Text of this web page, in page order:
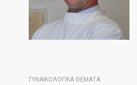
ΓΥΝΑΙΚΟΛΟΓΙΚΑ ΘΕΜΑΤΑ